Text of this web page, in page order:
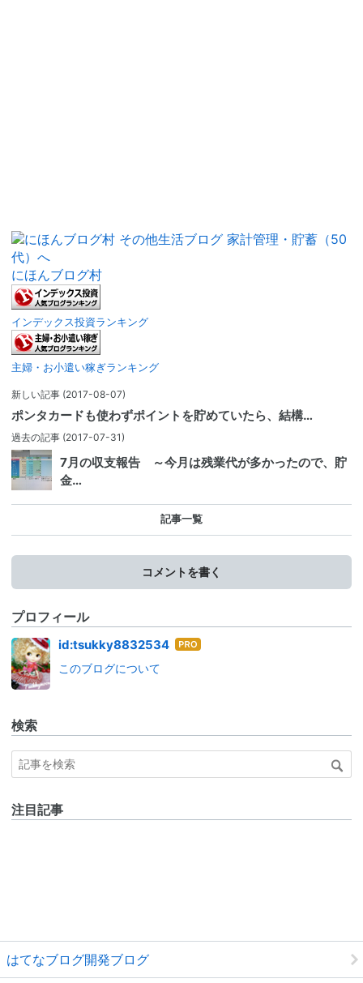
にほんブログ村
インデックス投資ランキング
主婦・お小遣い稼ぎランキング
新しい記事 (2017-08-07)
ポンタカードも使わずポイントを貯めていたら、結構…
過去の記事 (2017-07-31)
7月の収支報告 ～今月は残業代が多かったので、貯
金…
記事一覧
コメントを書く
プロフィール
id:tsukky8832534 はて
このブログについて
検索
注目記事
はてなブログ開発ブログ